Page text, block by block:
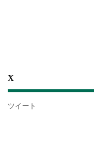
X
ツイート